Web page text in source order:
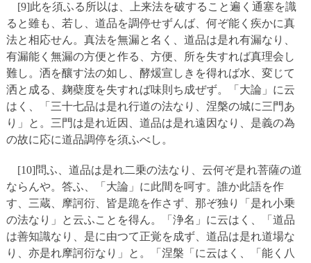
[9]此を須ふる所以は、上来法を破すること遍く通塞を識
ると雖も、若し、道品を調停せずんば、何ぞ能く疾かに真
法と相応せん。真法を無漏と名く、道品は是れ有漏なり、
有漏能く無漏の方便と作る、方便、所を失すれば真理会し
難し。洒を釀す法の如し、酵煖宣しきを得れば水、変じて
洒と成る、麹蘗度を失すれば味則ち成ぜず。「大論」に云
はく、「三十七品は是れ行道の法なり、涅槃の城に三門あ
り」と。三門は是れ近因、道品は是れ遠因なり、是義の為
の故に応に道品調停を須ふべし。
[10]問ふ、道品は是れ二乗の法なり、云何ぞ是れ菩薩の道
ならんや。答ふ、「大論」に此間を呵す。誰か此語を作
す、三蔵、摩訶衍、皆是跪を作さず、那ぞ独り「是れ小乗
の法なり」と云ふことを得ん。「浄名」に云はく、「道品
は善知識なり、是に由つて正覚を成ず、道品は是れ道場な
り、亦是れ摩訶衍なり」と。「涅槃「に云はく、「能く八